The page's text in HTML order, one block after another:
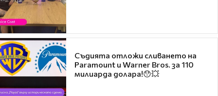
Съдията отложи сливането на
Paramount и Warner Bros. за 110
милиарда долара!😯💥